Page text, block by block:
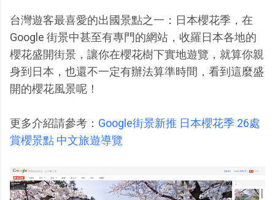
台灣遊客最喜愛的出國景點之一：日本櫻花季，在
Google 街景中甚至有專門的網站，收羅日本各地的
櫻花盛開街景，讓你在櫻花樹下實地遊覽，就算你親
身到日本，也還不一定有辦法算準時間，看到這麼盛
開的櫻花風景呢！
更多介紹請參考： Google街景新推 日本櫻花季 26處
賞櫻景點 中文旅遊導覽